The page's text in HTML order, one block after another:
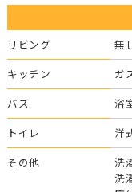
リビング
無
キッチン
ガ
バス
浴
トイレ
洋
その他
洗
洗